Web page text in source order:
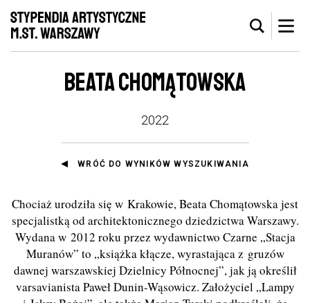
BEATA CHOMĄTOWSKA
2022
WRÓĆ DO WYNIKÓW WYSZUKIWANIA
Chociaż urodziła się w Krakowie, Beata Chomątowska jest
specjalistką od architektonicznego dziedzictwa Warszawy.
Wydana w 2012 roku przez wydawnictwo Czarne „Stacja
Muranów” to „książka kłącze, wyrastająca z gruzów
dawnej warszawskiej Dzielnicy Północnej”, jak ją określił
varsavianista Paweł Dunin-Wąsowicz. Założyciel „Lampy